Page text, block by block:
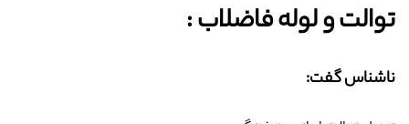
توالت و لوله فاضلاب :‌
ناشناس گفت: